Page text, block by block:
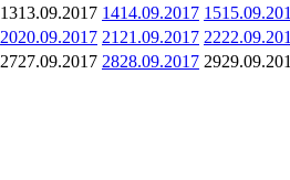
1313.09.2017 1414.09.2017 15
2020.09.2017 21 21.09.2017 22
2727.09.2017 2828.09.2017 29